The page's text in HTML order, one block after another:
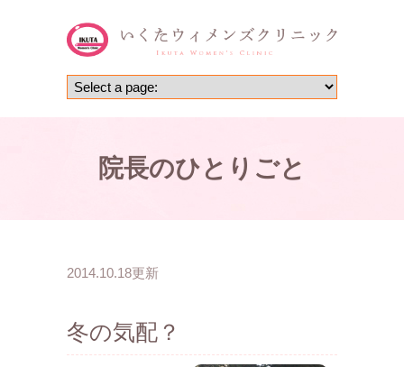
院長のひとりごと
2014.10.18更新
冬の気配？